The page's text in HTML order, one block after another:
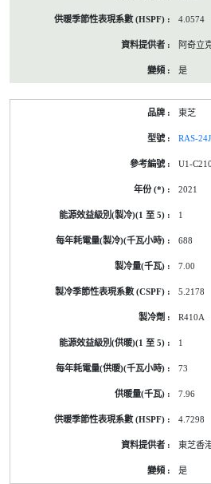
4.0574
阿奇立
是
東芝
RAS-
U1-
2021
1
688
7.00
5.2178
R410A
1
73
7.96
4.7298
東芝香
是